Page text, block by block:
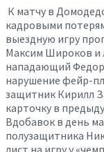
К матчу в
кадровыми
выездную игру
Максим Широков и
нападающий
нарушение фейр-
защитник Кирилл
карточку в
Вдобавок в день
полузащитника
лист на игру у